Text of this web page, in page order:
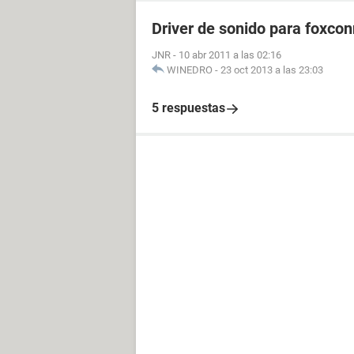
Driver de sonido para
JNR - 10 abr 2011 a las 02:16
WINEDRO - 23 oct 2013 a las 23:03
5 respuestas